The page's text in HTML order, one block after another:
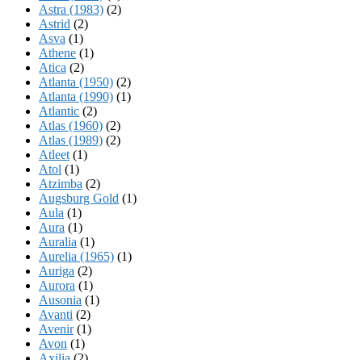
Astra (1983) (2)
Astrid (2)
Asva (1)
Athene (1)
Atica (2)
Atlanta (1950) (2)
Atlanta (1990) (1)
Atlantic (2)
Atlas (1960) (2)
Atlas (1989) (2)
Atleet (1)
Atol (1)
Atzimba (2)
Augsburg Gold (1)
Aula (1)
Aura (1)
Auralia (1)
Aurelia (1965) (1)
Auriga (2)
Aurora (1)
Ausonia (1)
Avanti (2)
Avenir(1)
Avon (1)